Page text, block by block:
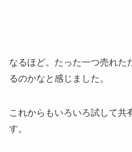
なるほど。たった一つ売れた
るのかなと感じました。
これからもいろいろ試して共
す。